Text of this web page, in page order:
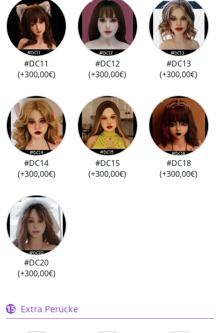
#DC11
(+300,00€)
#DC12
(+300,00€)
#DC13
(+300,00€)
#DC14
(+300,00€)
#DC15
(+300,00€)
#DC18
(+300,00€)
#DC20
(+300,00€)
Extra Perücke